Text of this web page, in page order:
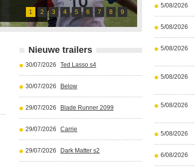
Lees meer
1 2 3 4 5 6 7 8 9
Nieuwe trailers
30/07/2026 Ted Lasso s4
30/07/2026 Below
29/07/2026 Blade Runner 2099
29/07/2026 Carrie
29/07/2026 Dark Matter s2
5/08/2026
5/08/2026
5/08/2026
5/08/2026
5/08/2026
5/08/2026
6/08/2026